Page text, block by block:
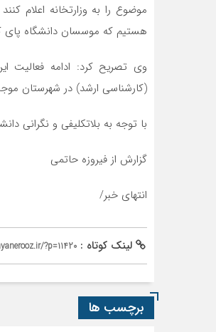
موضوع را به وزارتخانه اعلام
هستیم که موسسان دانشگاه پای
وی تصریح کرد: ادامه
(کارشناسی ارشد) در شهرستان
با توجه به بلاتکلیفی و نگرانی
گزارش از فیروزه حاتمی
انتهای خبر/
لینک کوتاه : ?p=11420
برچسب ها